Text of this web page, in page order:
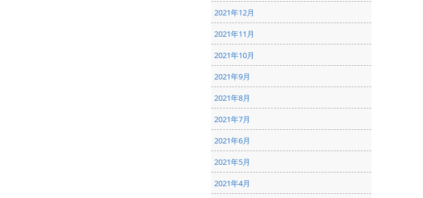
2021年12月
2021年11月
2021年10月
2021年9月
2021年8月
2021年7月
2021年6月
2021年5月
2021年4月